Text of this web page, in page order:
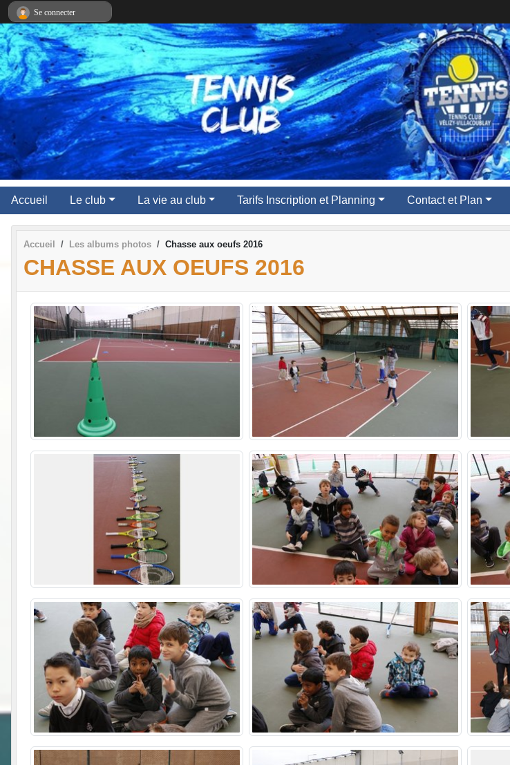
Accueil Le club La vie au club Tarifs Inscription et Planning Contact et Plan
Accueil Les albums photos Chasse aux oeufs 2016
CHASSE AUX OEUFS 2016
Se connecter
Panneau de gestion des cookies